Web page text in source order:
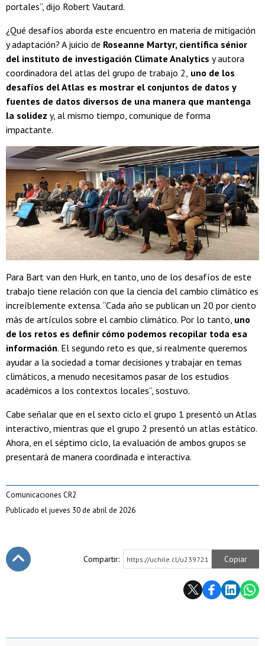
portales”, dijo Robert Vautard.
¿Qué desafíos aborda este encuentro en materia de mitigación
y adaptación? A juicio de Roseanne Martyr, científica sénior
del instituto de investigación Climate Analytics y autora
coordinadora del atlas del grupo de trabajo 2, uno de los
desafíos del Atlas es mostrar el conjuntos de datos y
fuentes de datos diversos de una manera que mantenga
la solidez y, al mismo tiempo, comunique de forma
impactante.
Para Bart van den Hurk, en tanto, uno de los desafíos de este
trabajo tiene relación con que la ciencia del cambio climático es
increíblemente extensa. “Cada año se publican un 20 por ciento
más de artículos sobre el cambio climático. Por lo tanto, uno
de los retos es definir cómo podemos recopilar toda esa
información. El segundo reto es que, si realmente queremos
ayudar a la sociedad a tomar decisiones y trabajar en temas
climáticos, a menudo necesitamos pasar de los estudios
académicos a los contextos locales”, sostuvo.
Cabe señalar que en el sexto ciclo el grupo 1 presentó un Atlas
interactivo, mientras que el grupo 2 presentó un atlas estático.
Ahora, en el séptimo ciclo, la evaluación de ambos grupos se
presentará de manera coordinada e interactiva.
Comunicaciones CR2
Publicado el jueves 30 de abril de 2026
Compartir: https://uchile.cl/u239721 Copiar